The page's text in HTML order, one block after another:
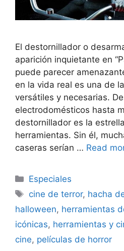
El destornillador o
aparición inquietante en
puede parecer
en la vida real es una de
versátiles y necesarias.
electrodomésticos hasta
destornillador es la
herramientas. Sin él,
caseras serían … Read
Categorías
Especiales
Etiquetas
cine de terror, hacha
halloween, herramientas
icónicas, herramientas y
cine, películas de horror